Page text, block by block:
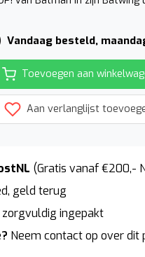
Vandaag besteld,
Toevoegen aan
Aan verlanglijst
(Gratis vanaf €200,-
geld terug
zorgvuldig ingepakt
Neem contact op over dit